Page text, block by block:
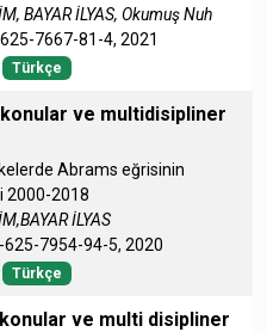
BAYAR İLYAS, Okumuş Nuh
625-7667-81-4, 2021
Türkçe
ve multidisipliner
Abrams eğrisinin
2000-2018
İLYAS
625-7954-94-5, 2020
Türkçe
ve multi disipliner